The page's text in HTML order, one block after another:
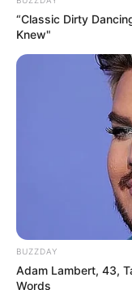
“Classic Dirty
Knew"
BUZZDAY
Adam Lambert, 43,
Words